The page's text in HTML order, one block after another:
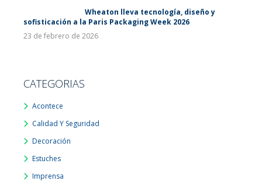
Wheaton lleva tecnología, diseño y
sofisticación a la Paris Packaging Week 2026
23 de febrero de 2026
CATEGORIAS
Acontece
Calidad Y Seguridad
Decoración
Estuches
Imprensa